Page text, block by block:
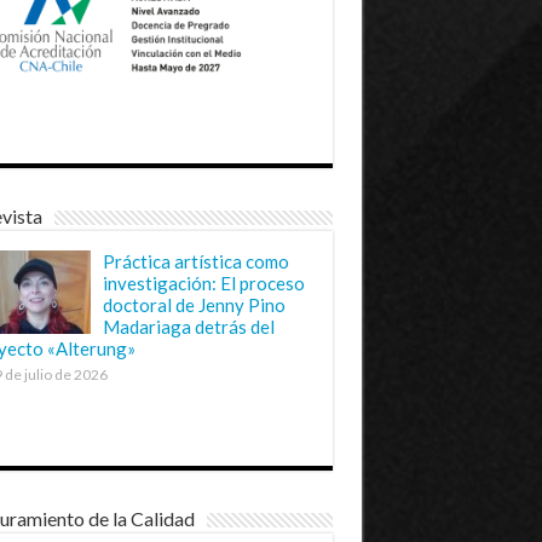
Práctica artística como
investigación: El proceso
doctoral de Jenny Pino
Madariaga detrás del
«Alterung»
de julio de 2026
de la Calidad